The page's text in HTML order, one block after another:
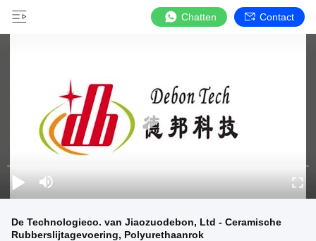
Chatten Contact
De Technologieco. van Jiaozuodebon, Ltd - Ceramische
Rubberslijtagevoering, Polyurethaanrok